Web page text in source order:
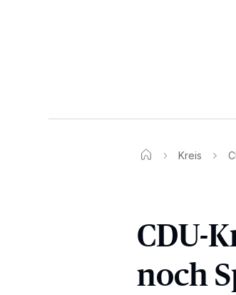
Kreis
CDU-
noch